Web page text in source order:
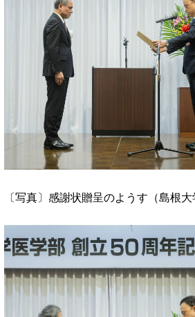
〔写真〕感謝状贈呈のようす（島根